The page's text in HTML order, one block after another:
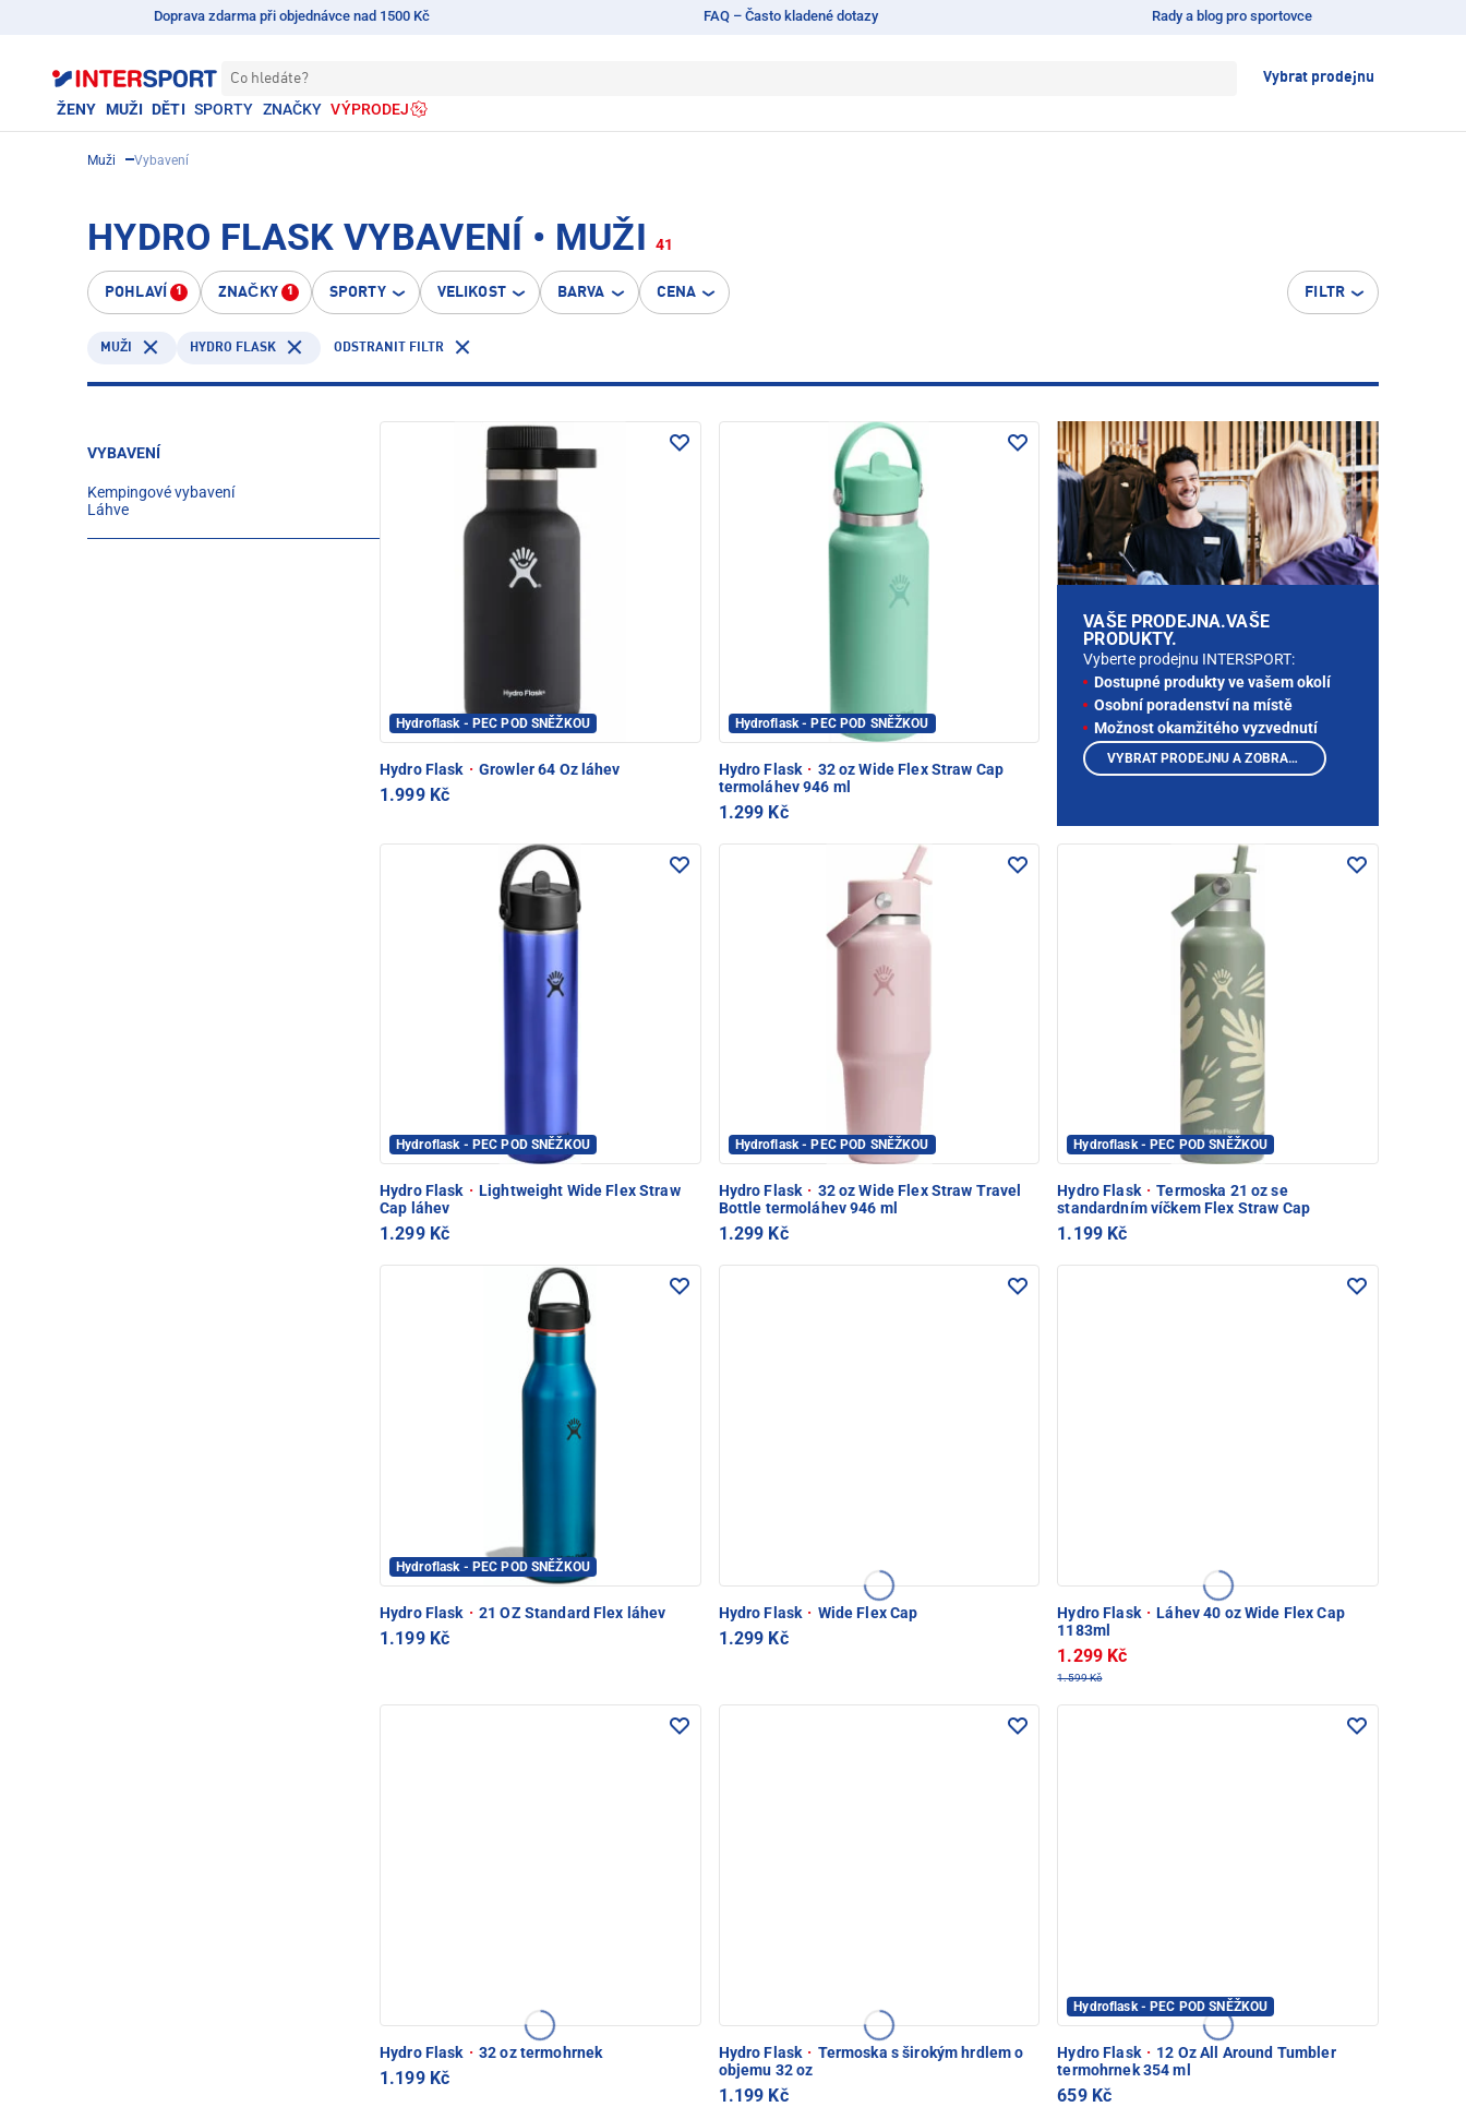
Doprava zdarma při objednávce nad 1500 Kč FAQ – Často kladené dotazy Rady a blog pro sportovce
Co hledáte? Vybrat prodejnu
ŽENY MUŽI DĚTI SPORTY ZNAČKY VÝPRODEJ
Muži Vybavení
HYDRO FLASK VYBAVENÍ • MUŽI 41
POHLAVÍ 1 ZNAČKY 1 SPORTY VELIKOST BARVA CENA FILTR
MUŽI HYDRO FLASK ODSTRANIT FILTR
VYBAVENÍ
Kempingové vybavení
Láhve
Hydroflask - PEC POD SNĚŽKOU
Hydro Flask · Growler 64 Oz láhev
1.999 Kč
Hydroflask - PEC POD SNĚŽKOU
Hydro Flask · 32 oz Wide Flex Straw Cap
termoláhev 946 ml
1.299 Kč
Hydroflask - PEC POD SNĚŽKOU
Hydro Flask · Lightweight Wide Flex Straw
Cap láhev
1.299 Kč
Hydroflask - PEC POD SNĚŽKOU
Hydro Flask · 32 oz Wide Flex Straw Travel
Bottle termoláhev 946 ml
1.299 Kč
Hydroflask - PEC POD SNĚŽKOU
Hydro Flask · Termoska 21 oz se
standardním víčkem Flex Straw Cap
1.199 Kč
Hydroflask - PEC POD SNĚŽKOU
Hydro Flask · 21 OZ Standard Flex láhev
1.199 Kč
Hydro Flask · Wide Flex Cap
1.299 Kč
Hydro Flask · Láhev 40 oz Wide Flex Cap
1183ml
1.299 Kč
1.599 Kč
Hydro Flask · 32 oz termohrnek
1.199 Kč
Hydro Flask · Termoska s širokým hrdlem o
objemu 32 oz
1.199 Kč
Hydroflask - PEC POD SNĚŽKOU
Hydro Flask · 12 Oz All Around Tumbler
termohrnek 354 ml
659 Kč
VAŠE PRODEJNA.VAŠE
PRODUKTY.
Vyberte prodejnu INTERSPORT:
Dostupné produkty ve vašem okolí
Osobní poradenství na místě
Možnost okamžitého vyzvednutí
VYBRAT PRODEJNU A ZOBRAZIT PRODUKTY